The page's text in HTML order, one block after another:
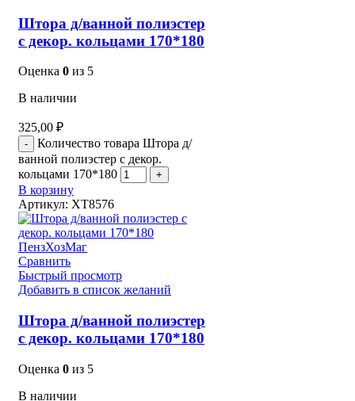
Штора д/ванной полиэстер
с декор. кольцами 170*180
Оценка 0 из 5
В наличии
325,00 ₽
Количество товара Штора д/
ванной полиэстер с декор.
кольцами 170*180
В корзину
Артикул: XT8576
Сравнить
Быстрый просмотр
Добавить в список желаний
Штора д/ванной полиэстер
с декор. кольцами 170*180
Оценка 0 из 5
В наличии